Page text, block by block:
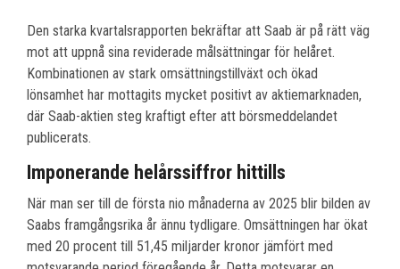
Den starka kvartalsrapporten bekräftar att Saab är på rätt väg
mot att uppnå sina reviderade målsättningar för helåret.
Kombinationen av stark omsättningstillväxt och ökad
lönsamhet har mottagits mycket positivt av aktiemarknaden,
där Saab-aktien steg kraftigt efter att börsmeddelandet
publicerats.
Imponerande helårssiffror hittills
När man ser till de första nio månaderna av 2025 blir bilden av
Saabs framgångsrika år ännu tydligare. Omsättningen har ökat
med 20 procent till 51,45 miljarder kronor jämfört med